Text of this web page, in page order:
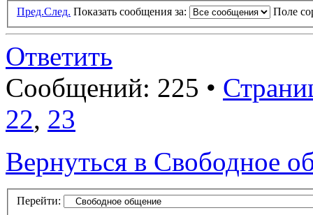
Пред.След. Показать сообщения за: Поле
Ответить
Сообщений: 225 •
22, 23
Вернуться в Свободное
Перейти: